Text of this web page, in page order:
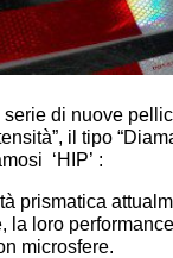
di nuove
il tipo
‘HIP’ :
prismatica
la loro
microsfere.